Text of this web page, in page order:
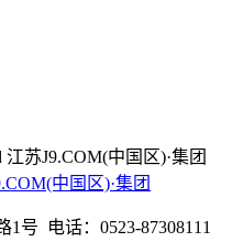
江苏J9.COM(中国区)·集团
中国区)·集团
号 电话：0523-87308111